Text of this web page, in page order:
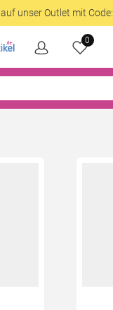
unser Outlet mit Code:
0